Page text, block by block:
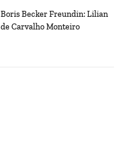
Boris Becker Freundin: Lilian
de Carvalho Monteiro